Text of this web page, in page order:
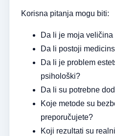
Korisna pitanja mogu biti:
Da li je moja
Da li postoji
Da li je problem
psihološki?
Da li su potrebne
Koje metode su
preporučujete?
Koji rezultati su